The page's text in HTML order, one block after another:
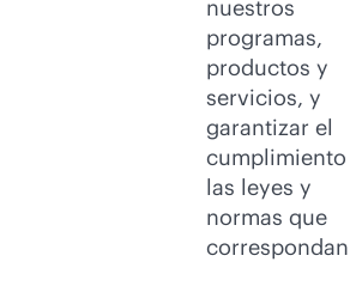
nuestros
programas,
productos y
servicios, y
garantizar el
cumplimiento
las leyes y
normas que